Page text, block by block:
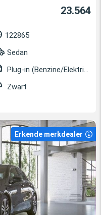
23.564
122865
Sedan
Plug-in (Benzine/Elektrisch)
Zwart
Erkende merkdealer